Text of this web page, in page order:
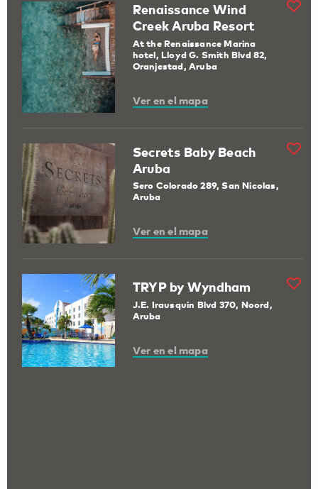
Renaissance Wind
Creek Aruba Resort
At the Renaissance Marina
hotel, Lloyd G. Smith Blvd 82,
Oranjestad, Aruba
Ver en el mapa
Secrets Baby Beach
Aruba
Sero Colorado 289, San Nicolas,
Aruba
Ver en el mapa
TRYP by Wyndham
J.E. Irausquin Blvd 370, Noord,
Aruba
Ver en el mapa